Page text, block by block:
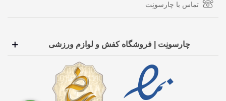
تماس با چارسونِت
چارسونِت | فروشگاه کفش و لوازم ورزشی